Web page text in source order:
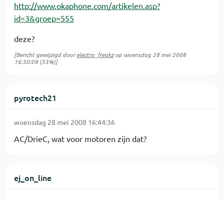
http://www.okaphone.com/artikelen.asp?
id=3&groep=555
deze?
[Bericht gewijzigd doorelectro_freakzop woensdag 28 mei 2008
16:30:09(53%)]
pyrotech21
woensdag 28 mei 2008 16:44:36
AC/DrieC, wat voor motoren zijn dat?
ej_on_line